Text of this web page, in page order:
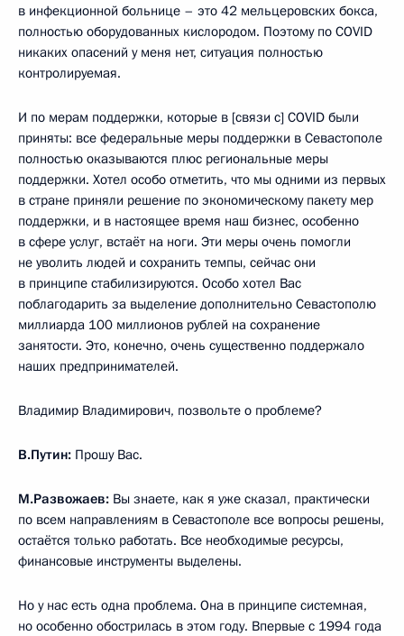
в инфекционной больнице – это 42 мельцеровских бокса,
полностью оборудованных кислородом. Поэтому по COVID
никаких опасений у меня нет, ситуация полностью
контролируемая.
И по мерам поддержки, которые в [связи с] COVID были
приняты: все федеральные меры поддержки в Севастополе
полностью оказываются плюс региональные меры
поддержки. Хотел особо отметить, что мы одними из первых
в стране приняли решение по экономическому пакету мер
поддержки, и в настоящее время наш бизнес, особенно
в сфере услуг, встаёт на ноги. Эти меры очень помогли
не уволить людей и сохранить темпы, сейчас они
в принципе стабилизируются. Особо хотел Вас
поблагодарить за выделение дополнительно Севастополю
миллиарда 100 миллионов рублей на сохранение
занятости. Это, конечно, очень существенно поддержало
наших предпринимателей.
Владимир Владимирович, позвольте о проблеме?
В.Путин: Прошу Вас.
М.Развожаев: Вы знаете, как я уже сказал, практически
по всем направлениям в Севастополе все вопросы решены,
остаётся только работать. Все необходимые ресурсы,
финансовые инструменты выделены.
Но у нас есть одна проблема. Она в принципе системная,
но особенно обострилась в этом году. Впервые с 1994 года